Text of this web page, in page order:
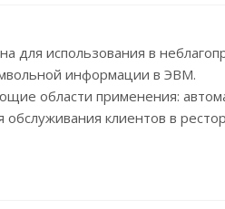
использования в
информации в ЭВМ.
области применения:
клиентов в